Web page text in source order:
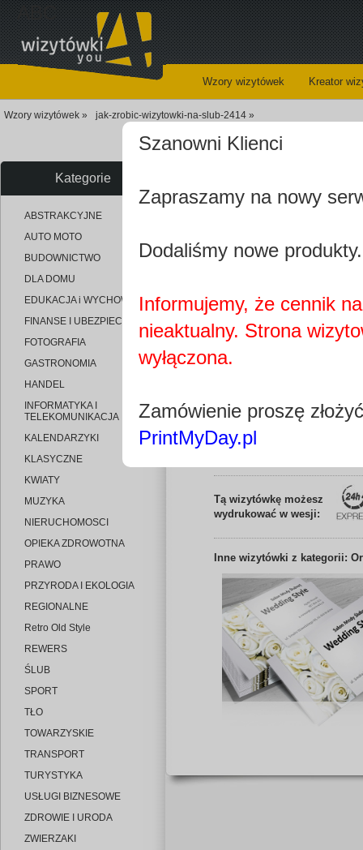
Wzory wizytówek Kreator
Wzory wizytówek » jak-zrobic-wizytowki-na-slub-2414 »
Kategorie
ABSTRAKCYJNE
AUTO MOTO
BUDOWNICTWO
DLA DOMU
EDUKACJA i WYCHOWANIE
FINANSE I UBEZPIECZENIA
FOTOGRAFIA
GASTRONOMIA
HANDEL
INFORMATYKA I
TELEKOMUNIKACJA
KALENDARZYKI
KLASYCZNE
KWIATY
MUZYKA
NIERUCHOMOSCI
OPIEKA ZDROWOTNA
PRAWO
PRZYRODA I EKOLOGIA
REGIONALNE
Retro Old Style
REWERS
ŚLUB
SPORT
TŁO
TOWARZYSKIE
TRANSPORT
TURYSTYKA
USŁUGI BIZNESOWE
ZDROWIE I URODA
ZWIERZAKI
ABC
Edytuj
Tą wizytówkę możesz
wydrukować w wesji:
Inne wizytówki z kategorii:
Szanowni Klienci
Zapraszamy na nowy
Dodaliśmy nowe
Informujemy, że cennik
nieaktualny. Strona
wyłączona.
Zamówienie proszę
PrintMyDay.pl